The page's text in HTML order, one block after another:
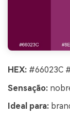
HEX: #66023C
Sensação:
Ideal para: